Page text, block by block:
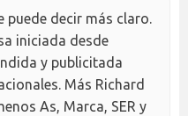
puede decir más claro.
iniciada desde
y publicitada
Más Richard
As, Marca, SER y